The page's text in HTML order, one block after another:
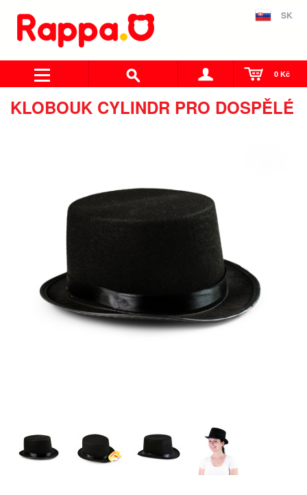
SK
0 Kč
KLOBOUK CYLINDR PRO DOSPĚLÉ